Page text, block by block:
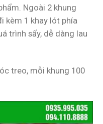
Ngoài 2 khung
kèm 1 khay lót phía
trình sấy, dễ dàng lau
treo, mỗi khung 100